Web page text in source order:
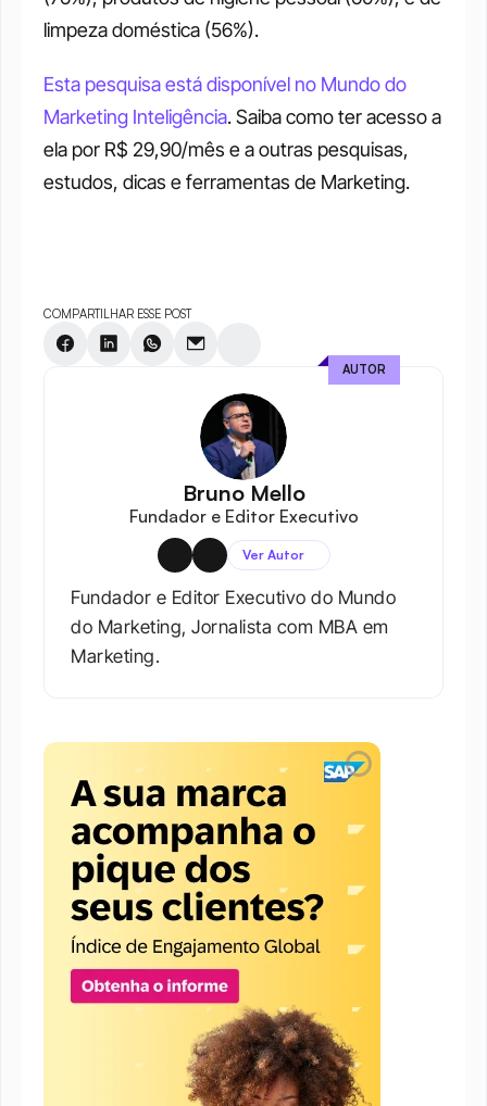
limpeza doméstica (56%).
Esta pesquisa está disponível no Mundo do
Marketing Inteligência. Saiba como ter acesso a
ela por R$ 29,90/mês e a outras pesquisas,
estudos, dicas e ferramentas de Marketing.
COMPARTILHAR ESSE POST
Bruno Mello
Fundador e Editor Executivo
Ver Autor
Fundador e Editor Executivo do Mundo
do Marketing, Jornalista com MBA em
Marketing.
AUTOR